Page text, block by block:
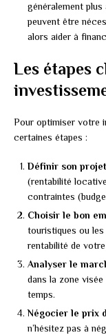
généralement
peuvent être
alors aider à
Les étapes
Pour optimiser votre
certaines étapes :
Définir son
(rentabilité
contraintes
Choisir le bon
touristiques ou les
rentabilité de
Analyser le
dans la zone
temps.
Négocier le prix
n’hésitez pas à